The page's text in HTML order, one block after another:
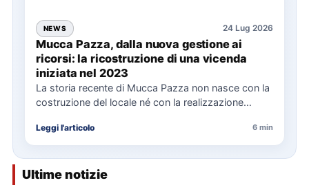
NEWS 24 Lug 2026
Mucca Pazza, dalla nuova gestione ai
ricorsi: la ricostruzione di una vicenda
iniziata nel 2023
La storia recente di Mucca Pazza non nasce con la
costruzione del locale né con la realizzazione
Leggi l'articolo 6 min
Ultime notizie